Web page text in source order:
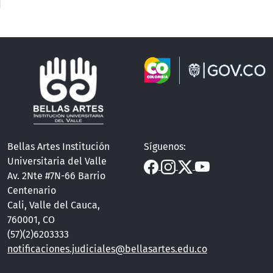
Bellas Artes Institución
Universitaria del Valle
Av. 2Nte #7N-66 Barrio
Centenario
Cali, Valle del Cauca,
760001, CO
(57)(2)6203333
notificaciones.judiciales@bellasartes.edu.co
Síguenos: